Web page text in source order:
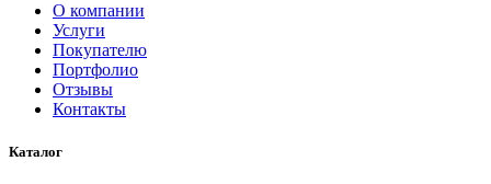
О компании
Услуги
Покупателю
Портфолио
Отзывы
Контакты
Каталог